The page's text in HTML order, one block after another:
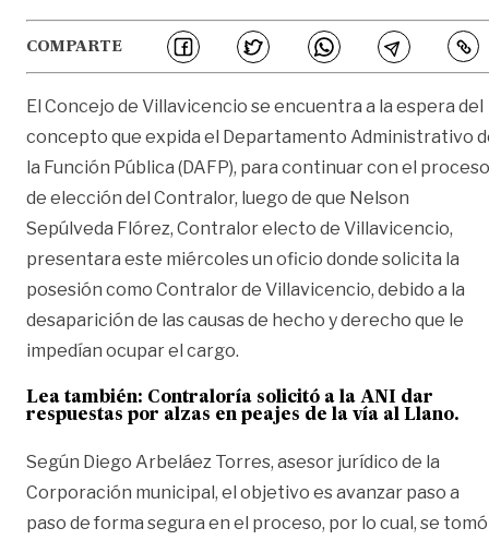
COMPARTE
El Concejo de Villavicencio se encuentra a la espera del
concepto que expida el Departamento Administrativo
la Función Pública (DAFP), para continuar con el proceso
de elección del Contralor, luego de que Nelson
Sepúlveda Flórez, Contralor electo de Villavicencio,
presentara este miércoles un oficio donde solicita la
posesión como Contralor de Villavicencio, debido a la
desaparición de las causas de hecho y derecho que le
impedían ocupar el cargo.
Lea también: Contraloría solicitó a la ANI dar
respuestas por alzas en peajes de la vía al Llano.
Según Diego Arbeláez Torres, asesor jurídico de la
Corporación municipal, el objetivo es avanzar paso a
paso de forma segura en el proceso, por lo cual, se tomó